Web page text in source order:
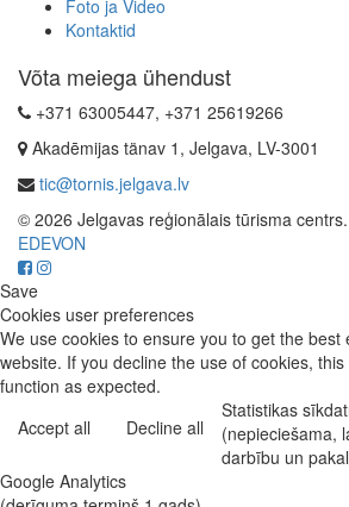
Foto ja Video
Kontaktid
Võta meiega ühendust
+371 63005447, +371 25619266
Akadēmijas tänav 1, Jelgava, LV-3001
tic@tornis.jelgava.lv
© 2026 Jelgavas reģionālais tūrisma
EDEVON
Save
Cookies user preferences
We use cookies to ensure you to get the best
website. If you decline the use of cookies,
function as expected.
Accept all
Decline all
Statistikas
(nepieciešama,
darbību un
Google Analytics